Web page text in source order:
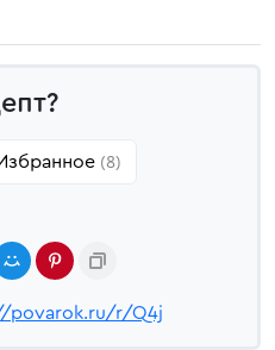
(8)
povarok.ru/r/Q4j